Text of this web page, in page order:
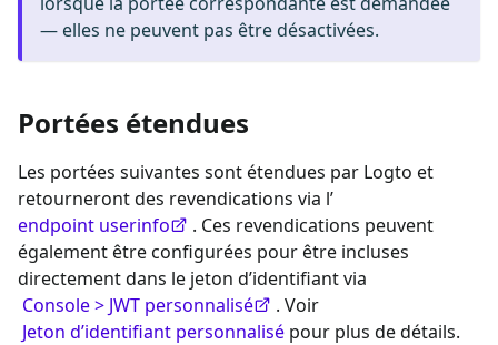
— elles ne peuvent pas être désactivées.
Portées étendues
Les portées suivantes sont étendues par Logto et
retourneront des revendications via l’
endpoint userinfo
. Ces revendications peuvent
également être configurées pour être incluses
directement dans le jeton d’identifiant via
Console > JWT personnalisé
. Voir
Jeton d’identifiant personnalisé pour plus de détails.